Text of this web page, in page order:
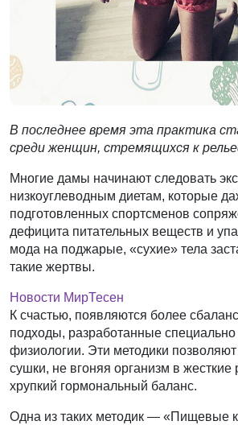
В последнее время эта практика
среди женщин, стремящихся к
Многие дамы начинают следовать
низкоуглеводным диетам, которые
подготовленных спортсменов
дефицита питательных веществ и
мода на поджарые, «сухие» тела
такие жертвы.
Новости МирТесен
К счастью, появляются более
подходы, разработанные специально
физиологии. Эти методики
сушки, не вгоняя организм в
хрупкий гормональный баланс.
Одна из таких методик — «Пищевые